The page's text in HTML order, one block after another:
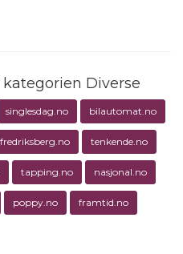
Diverse
singlesdag.no bilautomat.no
fredriksberg.no tenkende.no
tapping.no nasjonal.no
poppy.no framtid.no